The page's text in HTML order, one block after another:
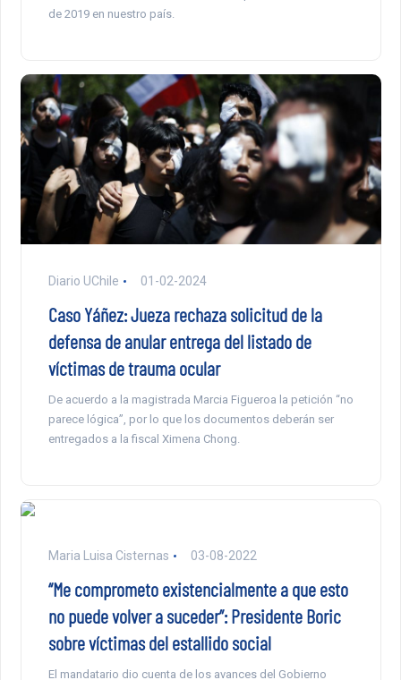
de 2019 en nuestro país.
Diario UChile 01-02-2024
Caso Yáñez: Jueza rechaza solicitud de la
defensa de anular entrega del listado de
víctimas de trauma ocular
De acuerdo a la magistrada Marcia Figueroa la petición “no
parece lógica”, por lo que los documentos deberán ser
entregados a la fiscal Ximena Chong.
Maria Luisa Cisternas 03-08-2022
“Me comprometo existencialmente a que esto
no puede volver a suceder”: Presidente Boric
sobre víctimas del estallido social
El mandatario dio cuenta de los avances del Gobierno